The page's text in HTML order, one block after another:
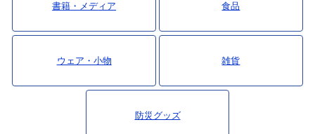
書籍・メディア 食品
ウェア・小物 雑貨
防災グッズ